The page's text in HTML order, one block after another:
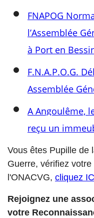
FNAPOG
l’Assemblée
à Port en
F.N.A.P.O.G.
Assemblée
A Angoulême,
reçu un
Vous êtes Pupille de
Guerre, vérifiez
l'ONACVG, cliquez
Rejoignez une
votre